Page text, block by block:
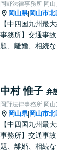
岡野法律事務所 岡山
岡山県|岡山市北
【中四国九州最
事務所】交通事
題、離婚、相続な
い！
中村 惟子 弁
岡野法律事務所 岡山
岡山県|岡山市北
【中四国九州最
事務所】交通事
題、離婚、相続な